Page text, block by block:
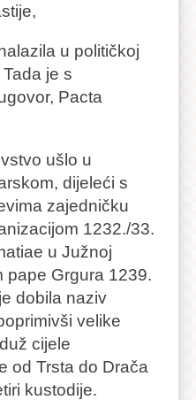
u političkoj
je s
Pacta
ušlo u
dijeleći s
zajedničku
1232./33.
u Južnoj
pape Grgura 1239.
dobila naziv
velike
cijele
od Trsta do Drača
kustodije.